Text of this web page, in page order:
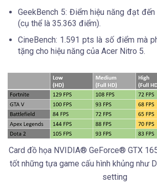
GeekBench 5: Điểm hiệu năng đạt
(cụ thể là 35.363 điểm).
CineBench: 1.591 pts là số điểm mà
tặng cho hiệu năng của Acer Nitro 5.
Card đồ họa NVIDIA® GeForce® GTX
tốt những tựa game cấu hình khủng như
setting